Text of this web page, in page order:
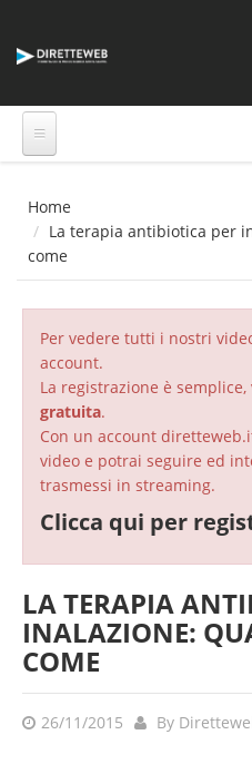
Home
La terapia antibiotica per
come
Per vedere tutti i nostri
account.
La registrazione è semplice,
gratuita.
Con un account
video e potrai seguire ed
trasmessi in streaming.
Clicca qui per
LA TERAPIA
INALAZIONE:
COME
26/11/2015 By